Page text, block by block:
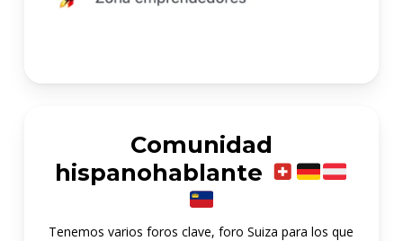
Comunidad
hispanohablante
Tenemos varios foros clave, foro Suiza para los que